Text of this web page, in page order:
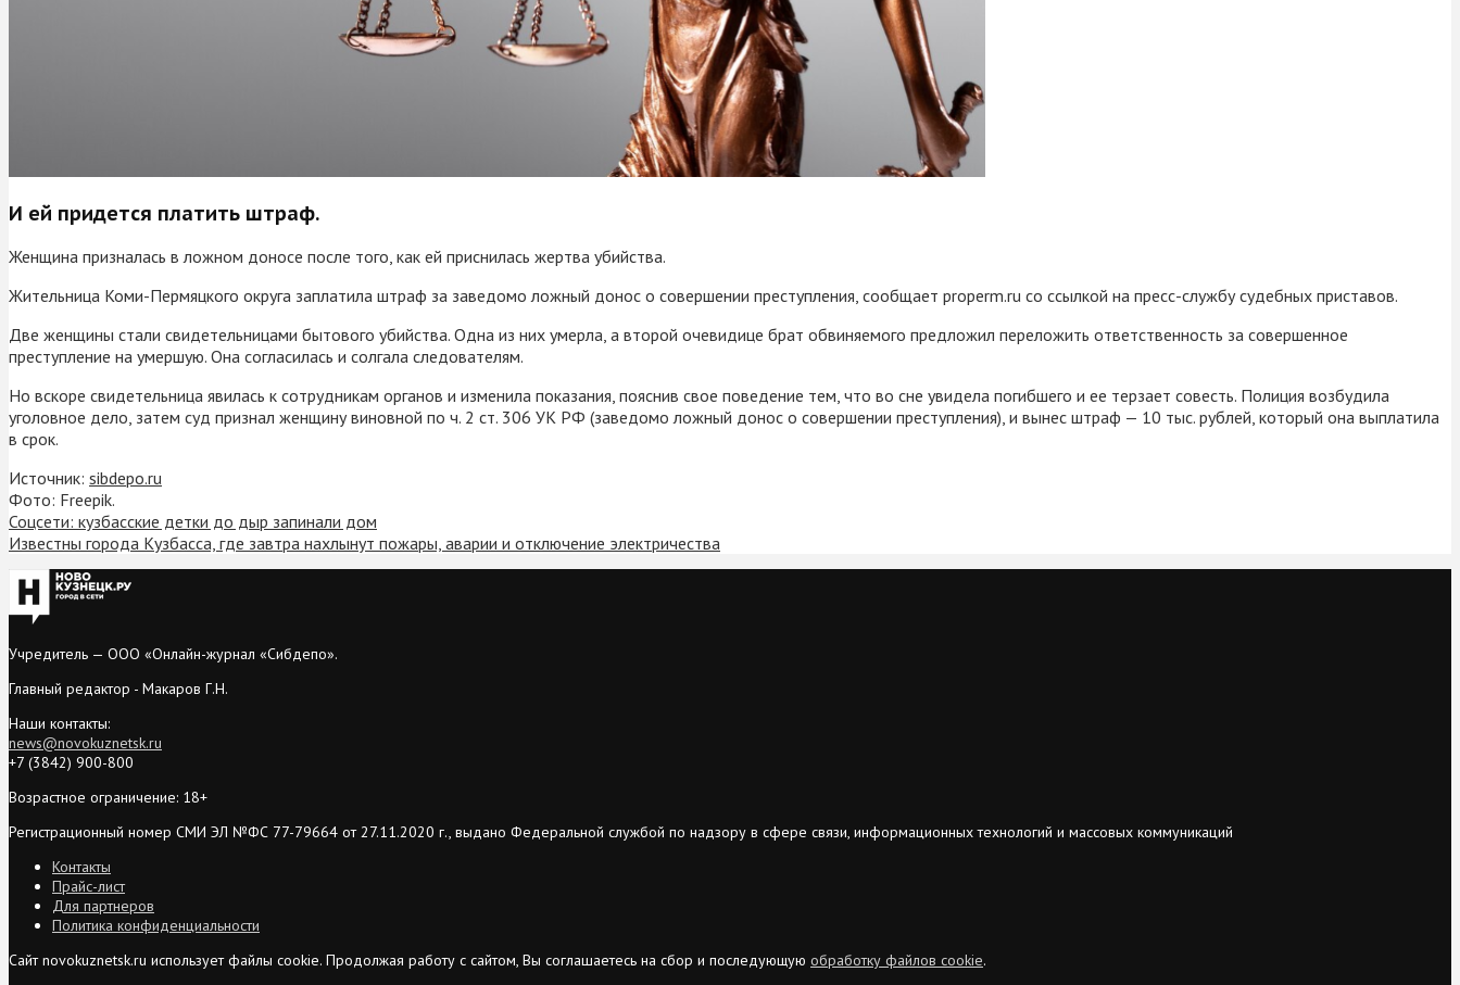
И ей придется платить штраф.
Женщина призналась в ложном доносе после того, как ей приснилась жертва убийства.
Жительница Коми-Пермяцкого округа заплатила штраф за заведомо ложный донос о совершении преступления, сообщает properm.ru со ссылкой на пресс-службу судебных приставов.
Две женщины стали свидетельницами бытового убийства. Одна из них умерла, а второй очевидице брат обвиняемого предложил переложить ответственность за совершенное
преступление на умершую. Она согласилась и солгала следователям.
Но вскоре свидетельница явилась к сотрудникам органов и изменила показания, пояснив свое поведение тем, что во сне увидела погибшего и ее терзает совесть. Полиция возбудила
уголовное дело, затем суд признал женщину виновной по ч. 2 ст. 306 УК РФ (заведомо ложный донос о совершении преступления), и вынес штраф — 10 тыс. рублей, который она выплатила
в срок.
Источник: sibdepo.ru
Фото: Freepik.
Соцсети: кузбасские детки до дыр запинали дом
Известны города Кузбасса, где завтра нахлынут пожары, аварии и отключение электричества
Учредитель — ООО «Онлайн-журнал «Сибдепо».
Главный редактор - Макаров Г.Н.
Наши контакты:
news@novokuznetsk.ru
+7 (3842) 900-800
Возрастное ограничение: 18+
Регистрационный номер СМИ ЭЛ №ФС 77-79664 от 27.11.2020 г., выдано Федеральной службой по надзору в сфере связи, информационных технологий и массовых коммуникаций
Контакты
Прайс-лист
Для партнеров
Политика конфиденциальности
Сайт novokuznetsk.ru использует файлы cookie. Продолжая работу с сайтом, Вы соглашаетесь на сбор и последующую обработку файлов cookie.